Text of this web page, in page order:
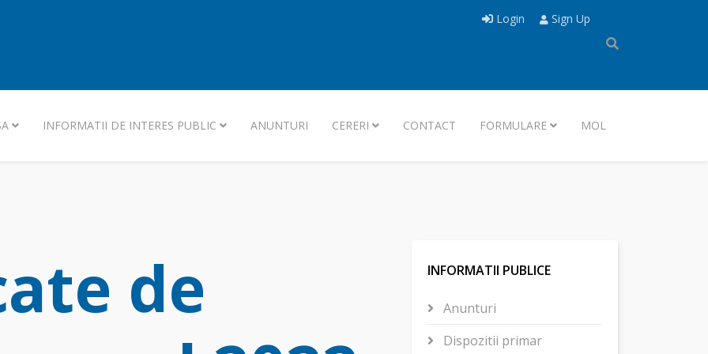
Login Sign Up
INFORMATII DE INTERES PUBLIC ANUNTURI CERERI CONTACT FORMULARE MOL
de
INFORMATII PUBLICE
Anunturi
Dispozitii primar